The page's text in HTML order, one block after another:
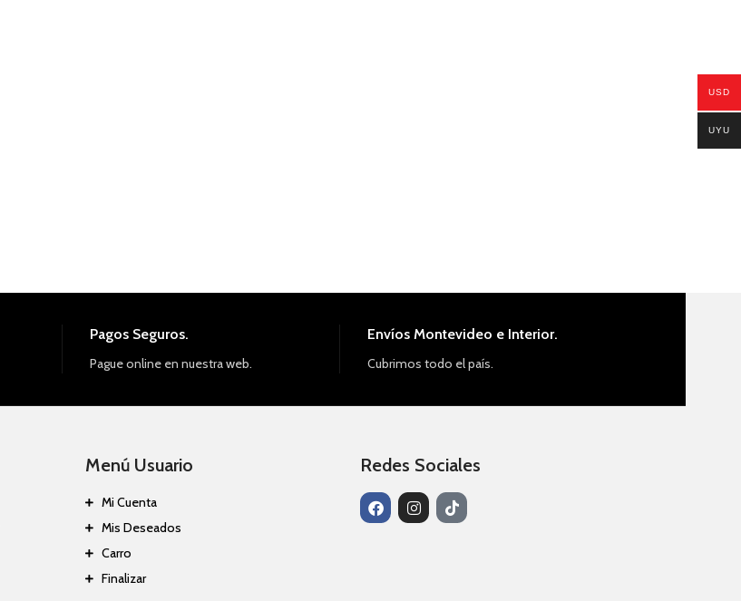
Pagos Seguros.
Pague online en nuestra web.
Envíos Montevideo e Interior.
Cubrimos todo el país.
Menú Usuario
Mi Cuenta
Mis Deseados
Carro
Finalizar
Redes Sociales
USD
UYU